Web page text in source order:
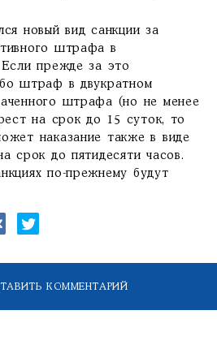
новый вид санкции за
штрафа в
прежде за это
штраф в двукратном
штрафа (но не менее
на срок до 15 суток, то
наказание также в виде
срок до пятидесяти часов.
по-прежнему будут
КОММЕНТАРИЙ